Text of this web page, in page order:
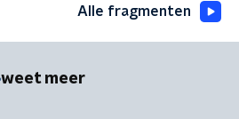
Alle fragmenten
weet meer